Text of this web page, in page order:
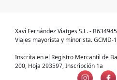
Xavi Fernández Viatges S.L. -
Viajes mayorista y minorista. GCMD-
Inscrita en el Registro Mercantil de
200, Hoja 293597, Inscripción 1a